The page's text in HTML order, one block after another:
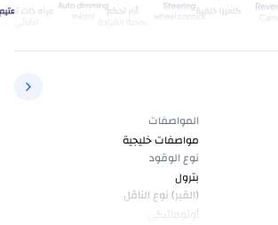
المواصفات
مواصفات خليجية
نوع الوقود
بترول
(القير) نوع الناقل
أوتوماتيكي